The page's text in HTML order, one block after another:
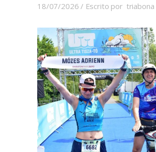
18/07/2026 Escrito por triabona